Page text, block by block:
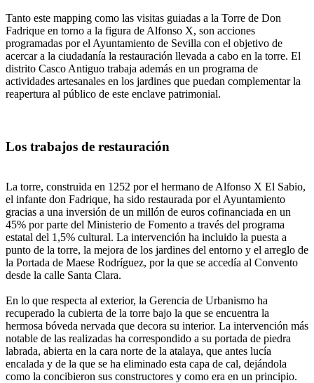
Tanto este mapping como las visitas guiadas a la Torre de Don
Fadrique en torno a la figura de Alfonso X, son acciones
programadas por el Ayuntamiento de Sevilla con el objetivo de
acercar a la ciudadanía la restauración llevada a cabo en la torre. El
distrito Casco Antiguo trabaja además en un programa de
actividades artesanales en los jardines que puedan complementar la
reapertura al público de este enclave patrimonial.
Los trabajos de restauración
La torre, construida en 1252 por el hermano de Alfonso X El Sabio,
el infante don Fadrique, ha sido restaurada por el Ayuntamiento
gracias a una inversión de un millón de euros cofinanciada en un
45% por parte del Ministerio de Fomento a través del programa
estatal del 1,5% cultural. La intervención ha incluido la puesta a
punto de la torre, la mejora de los jardines del entorno y el arreglo de
la Portada de Maese Rodríguez, por la que se accedía al Convento
desde la calle Santa Clara.
En lo que respecta al exterior, la Gerencia de Urbanismo ha
recuperado la cubierta de la torre bajo la que se encuentra la
hermosa bóveda nervada que decora su interior. La intervención más
notable de las realizadas ha correspondido a su portada de piedra
labrada, abierta en la cara norte de la atalaya, que antes lucía
encalada y de la que se ha eliminado esta capa de cal, dejándola
como la concibieron sus constructores y como era en un principio.